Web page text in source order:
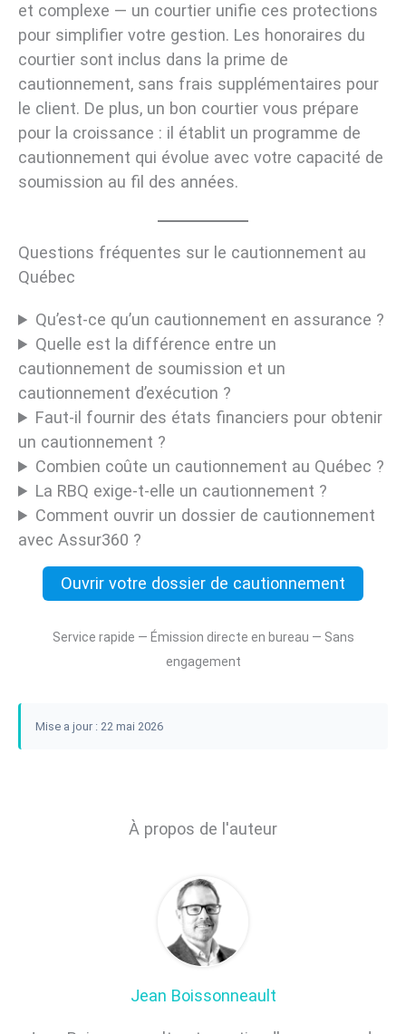
et complexe — un courtier unifie ces protections
pour simplifier votre gestion. Les honoraires du
courtier sont inclus dans la prime de
cautionnement, sans frais supplémentaires pour
le client. De plus, un bon courtier vous prépare
pour la croissance : il établit un programme de
cautionnement qui évolue avec votre capacité de
soumission au fil des années.
Questions fréquentes sur le cautionnement au
Québec
Qu’est-ce qu’un cautionnement en assurance ?
Quelle est la différence entre un
cautionnement de soumission et un
cautionnement d’exécution ?
Faut-il fournir des états financiers pour obtenir
un cautionnement ?
Combien coûte un cautionnement au Québec ?
La RBQ exige-t-elle un cautionnement ?
Comment ouvrir un dossier de cautionnement
avec Assur360 ?
Ouvrir votre dossier de cautionnement
Service rapide — Émission directe en bureau — Sans
engagement
Mise a jour : 22 mai 2026
À propos de l'auteur
Jean Boissonneault